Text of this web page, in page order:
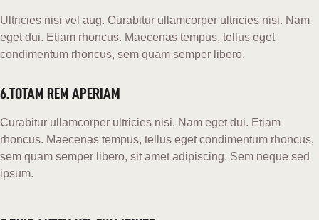
Ultricies nisi vel aug. Curabitur ullamcorper ultricies nisi. Nam
eget dui. Etiam rhoncus. Maecenas tempus, tellus eget
condimentum rhoncus, sem quam semper libero.
6.TOTAM REM APERIAM
Curabitur ullamcorper ultricies nisi. Nam eget dui. Etiam
rhoncus. Maecenas tempus, tellus eget condimentum rhoncus,
sem quam semper libero, sit amet adipiscing. Sem neque sed
ipsum.